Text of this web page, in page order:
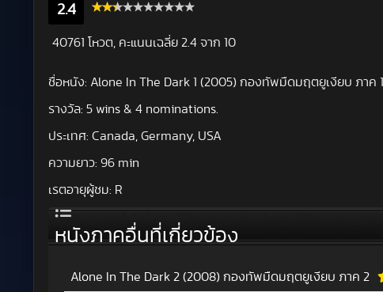
2.4
40761 โหวต, คะแนนเฉลี่ย 2.4 จาก 10
ชื่อหนัง: Alone In The Dark 1 (2005) กองทัพมืดมฤตยูเงียบ ภาค 1
รางวัล: 5 wins & 4 nominations.
ประเทศ: Canada, Germany, USA
ความยาว: 96 min
เรตอายุผู้ชม: R
หนังภาคอื่นที่เกี่ยวข้อง
Alone In The Dark 2 (2008) กองทัพมืดมฤตยูเงียบ ภาค 2